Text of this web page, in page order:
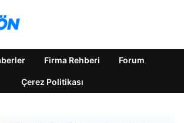
Firma Rehberi Forum
Çerez Politikası